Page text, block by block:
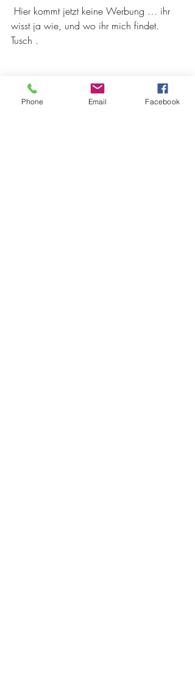
wisst ja wie, und wo ihr mich findet.
Tusch .
Phone Email Facebook